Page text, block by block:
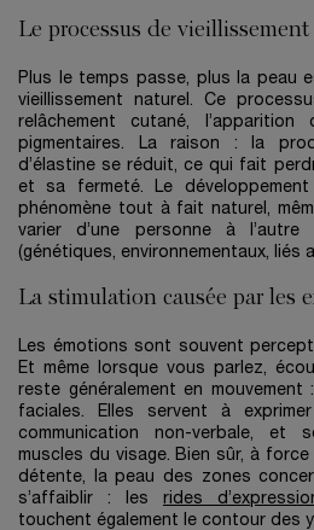
Le processus de
Plus le temps passe, plus la peau
vieillissement naturel. Ce
relâchement cutané,
pigmentaires. La raison : la
d’élastine se réduit, ce qui fait
et sa fermeté. Le
phénomène tout à fait naturel,
varier d’une personne à l’autre
(génétiques, environnementaux, liés
La stimulation causée par les
Les émotions sont souvent
Et même lorsque vous parlez,
reste généralement en
faciales. Elles servent à
communication non-verbale, et
muscles du visage. Bien sûr, à
détente, la peau des zones
s’affaiblir : les rides
touchent également le contour des